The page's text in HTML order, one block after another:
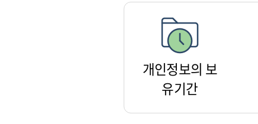
개인정보의 보
유기간